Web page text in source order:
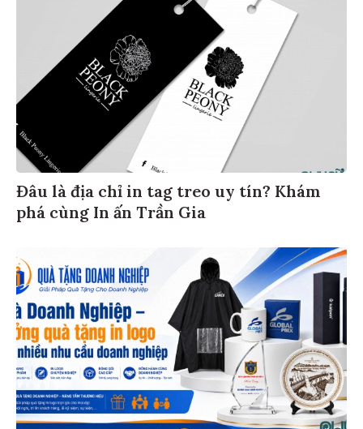
Đâu là địa chỉ in tag treo uy tín? Khám
phá cùng In ấn Trần Gia